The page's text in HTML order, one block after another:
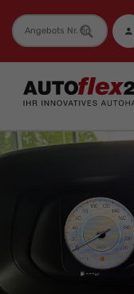
Fahrzeugnummer
Autoflex24
GmbH
-
EU-
Jahreswagen
Gebrauchtwagen
zu